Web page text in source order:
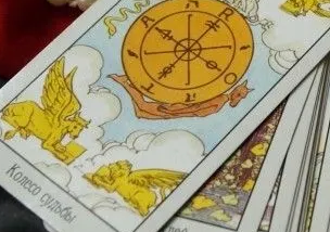
Для Range Rover Velar:
Фары, Новый Салон,
PHEV-Версии
Принесет Первое Осеннее
29 Сентября, В Чем Его
Сила, Что Значит Рокое